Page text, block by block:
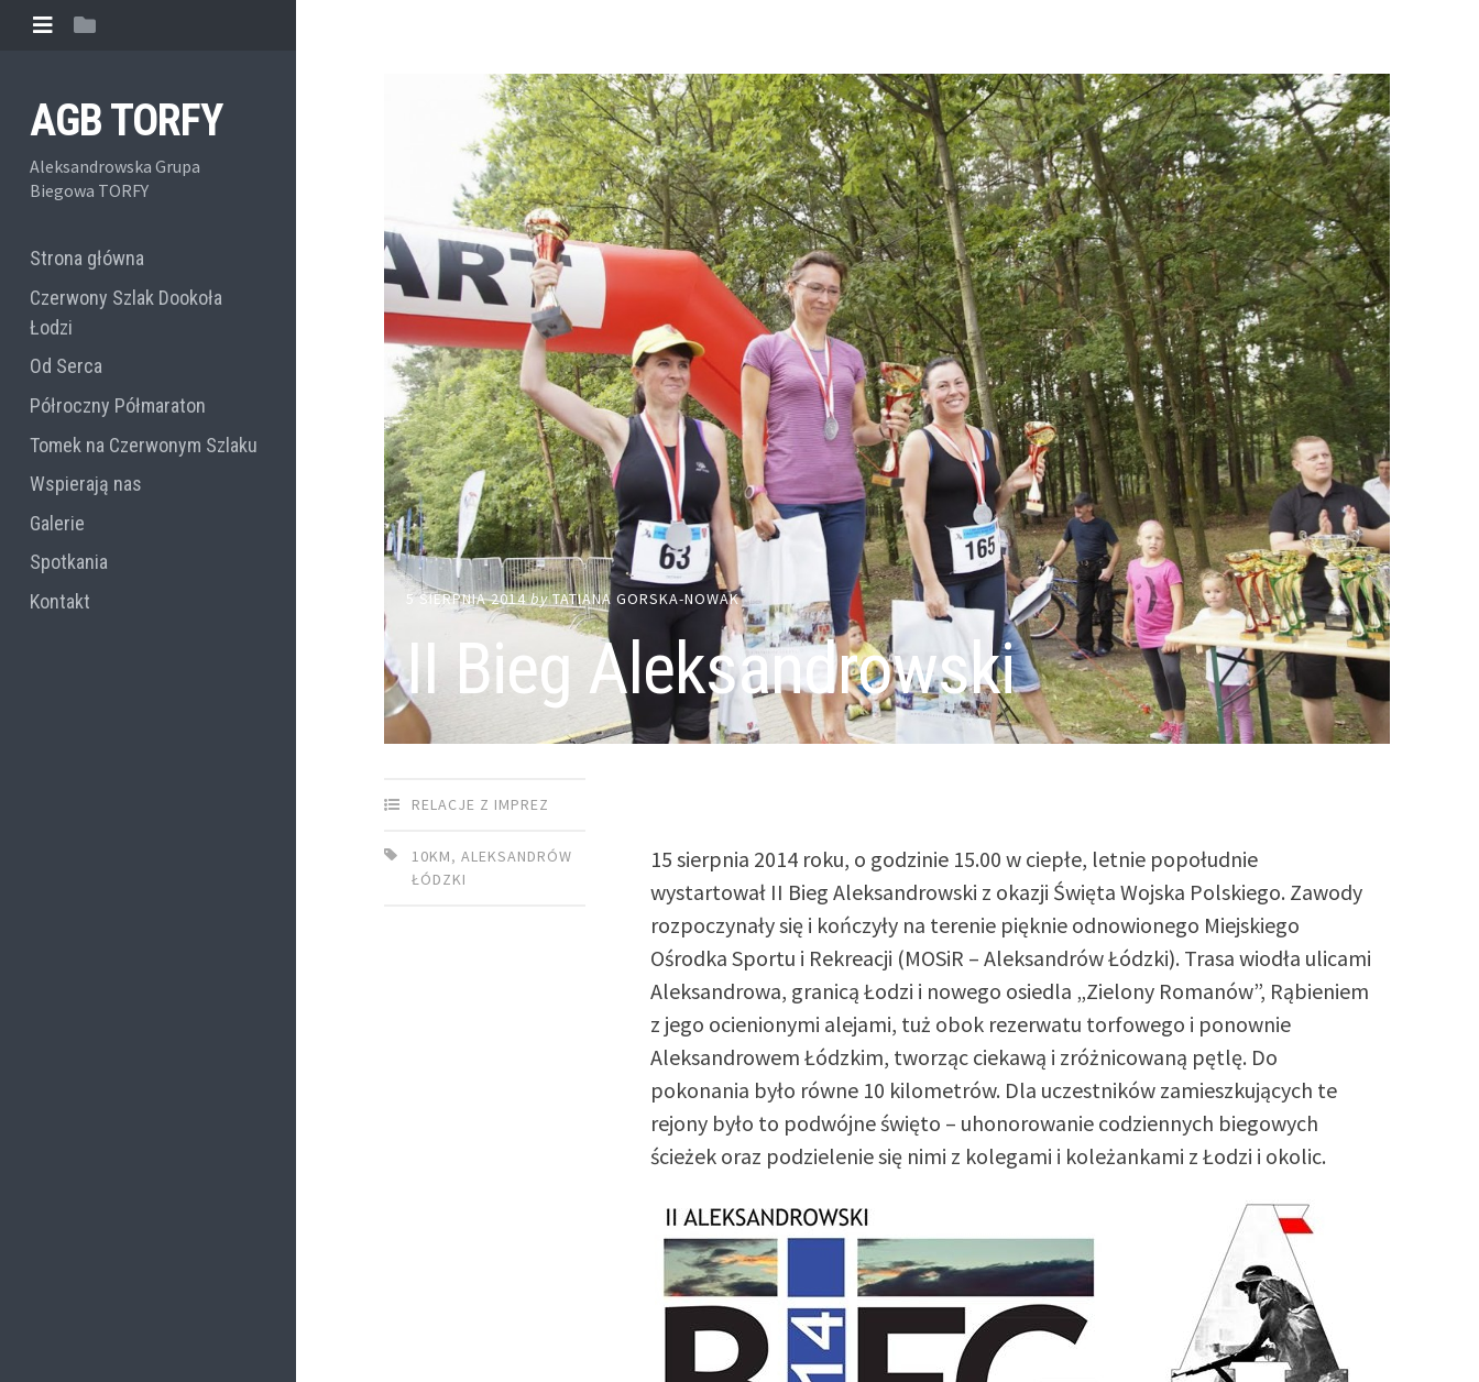
AGB TORFY
Aleksandrowska Grupa
Biegowa TORFY
Strona główna
Czerwony Szlak Dookoła
Łodzi
Od Serca
Półroczny Półmaraton
Tomek na Czerwonym Szlaku
Wspierają nas
Galerie
Spotkania
Kontakt
5 SIERPNIA 2014byTATIANA GORSKA-NOWAK
II Bieg Aleksandrowski
RELACJE Z IMPREZ
10KM,ALEKSANDRÓW
ŁÓDZKI
15 sierpnia 2014 roku, o godzinie 15.00 w ciepłe, letnie popołudnie
wystartował II Bieg Aleksandrowski z okazji Święta Wojska Polskiego. Zawody
rozpoczynały się i kończyły na terenie pięknie odnowionego Miejskiego
Ośrodka Sportu i Rekreacji (MOSiR – Aleksandrów Łódzki). Trasa wiodła ulicami
Aleksandrowa, granicą Łodzi i nowego osiedla „Zielony Romanów”, Rąbieniem
z jego ocienionymi alejami, tuż obok rezerwatu torfowego i ponownie
Aleksandrowem Łódzkim, tworząc ciekawą i zróżnicowaną pętlę. Do
pokonania było równe 10 kilometrów. Dla uczestników zamieszkujących te
rejony było to podwójne święto – uhonorowanie codziennych biegowych
ścieżek oraz podzielenie się nimi z kolegami i koleżankami z Łodzi i okolic.